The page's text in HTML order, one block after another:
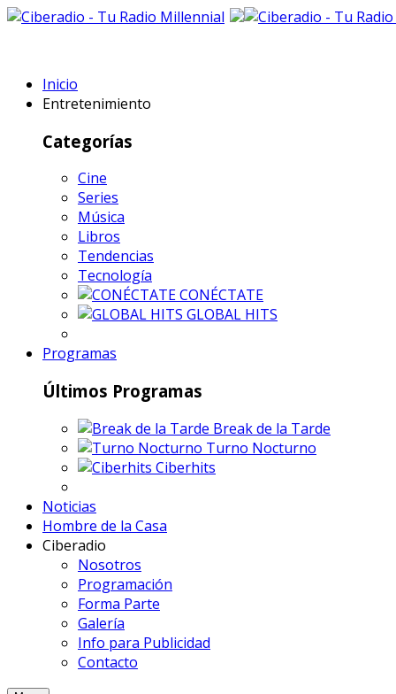
Inicio
Entretenimiento
Categorías
Cine
Series
Música
Libros
Tendencias
Tecnología
CONÉCTATE
GLOBAL HITS
Programas
Últimos Programas
Break de la Tarde
Turno Nocturno
Ciberhits
Noticias
Hombre de la Casa
Ciberadio
Nosotros
Programación
Forma Parte
Galería
Info para Publicidad
Contacto